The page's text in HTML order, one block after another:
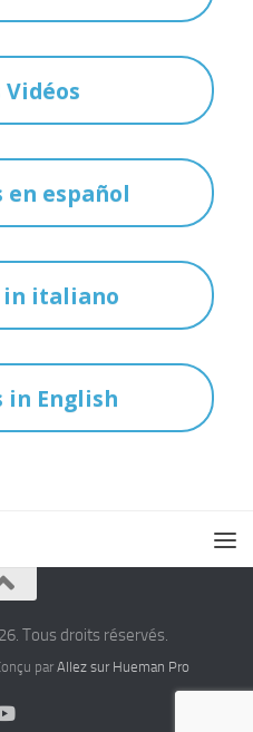
Vidéos
español
italiano
in English
Tous droits réservés.
par Allez sur Hueman Pro